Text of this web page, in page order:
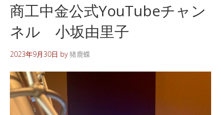
商工中金公式YouTubeチャン
ネル 小坂由里子
2023年9月30日 by猪鹿蝶